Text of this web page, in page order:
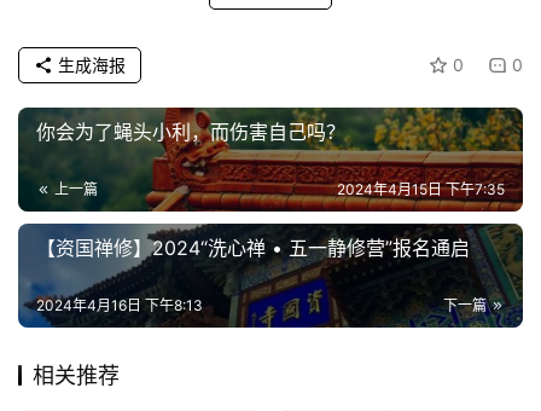
提
专
题
公
善
佛
教
0 0
生成海报
你会为了蝇头小利，而伤害自己吗？
上一篇 2024年4月15日 下午7:35
【资国禅修】2024“洗心禅 • 五一静修营”报名通启
下一篇
2024年4月16日 下午8:13
相关推荐